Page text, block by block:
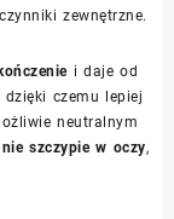
zewnętrzne.
i daje od
czemu lepiej
neutralnym
nie szczypie w oczy,